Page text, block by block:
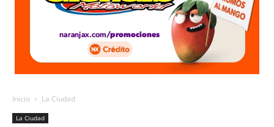
Inicio La Ciudad
La Ciudad